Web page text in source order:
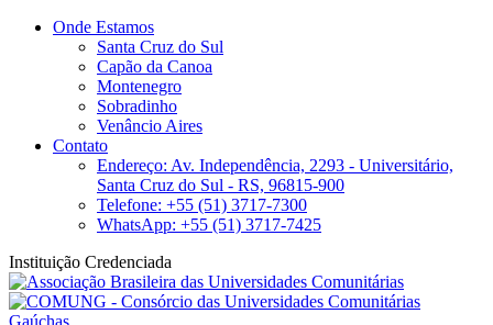
Onde Estamos
Santa Cruz do Sul
Capão da Canoa
Montenegro
Sobradinho
Venâncio Aires
Contato
Endereço: Av. Independência, 2293 - Universitário,
Santa Cruz do Sul - RS, 96815-900
Telefone: +55 (51) 3717-7300
WhatsApp: +55 (51) 3717-7425
Instituição Credenciada